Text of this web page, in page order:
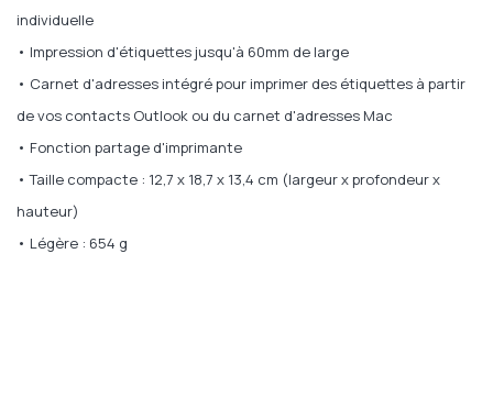
individuelle
• Impression d'étiquettes jusqu'à 60mm de large
• Carnet d'adresses intégré pour imprimer des étiquettes à partir
de vos contacts Outlook ou du carnet d'adresses Mac
• Fonction partage d'imprimante
• Taille compacte : 12,7 x 18,7 x 13,4 cm (largeur x profondeur x
hauteur)
• Légère : 654 g